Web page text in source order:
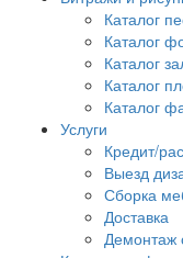
Каталог
Каталог
Каталог
Каталог
Каталог
Услуги
Кредит/
Выезд
Сборка
Доставка
Демонтаж